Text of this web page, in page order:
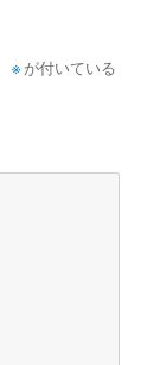
※ が付いている